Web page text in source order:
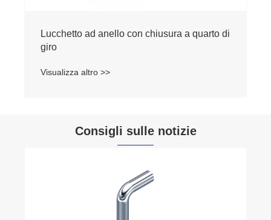
a quarto di
Consigli sulle notizie
Qual è la funzione principale del catcher a